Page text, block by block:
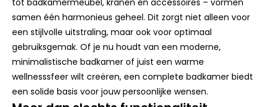
wellnesssfeer wilt creëren, een complete badkamer biedt
een solide basis voor jouw persoonlijke wensen.
Meer dan slechts functionaliteit
Bij Bubbels & Jets geloven we dat de badkamer meer is
dan een functionele ruimte. Het is een plek om te
ontspannen, op te laden en te genieten. In onze blogs
over complete badkamers delen we inspiratie, actuele